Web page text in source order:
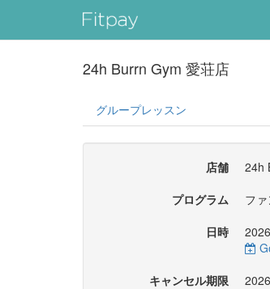
24h Burrn Gym 愛荘店
グループレッスン
店舗
24h
プログラム
フ
日時
キャンセル期限